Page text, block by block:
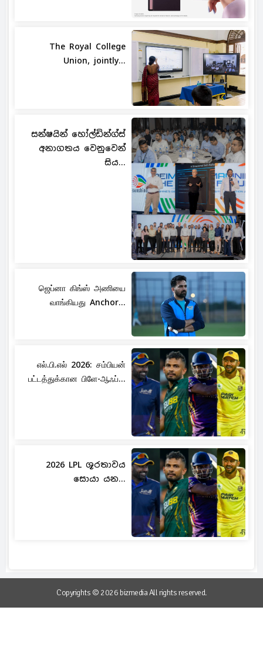
The Royal College
Union, jointly...
සන්ෂයින් හෝල්ඩින්ග්ස්
අනාගතය වෙනුවෙන්
සිය...
ஜெப்னா கிங்ஸ் அணியை
வாங்கியது Anchor...
எல்.பி.எல் 2026: சம்பியன்
பட்டத்துக்கான பிளே-ஆஃப்...
2026 LPL ශූරතාවය
සොයා යන...
Copyrights © 2026 bizmedia All rights reserved.